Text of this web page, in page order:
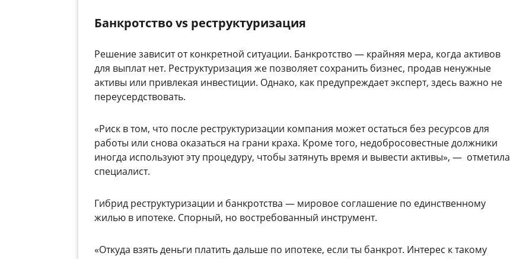
Банкротство vs реструктуризация
Решение зависит от конкретной ситуации. Банкротство — крайняя мера, когда активов
для выплат нет. Реструктуризация же позволяет сохранить бизнес, продав ненужные
активы или привлекая инвестиции. Однако, как предупреждает эксперт, здесь важно не
переусердствовать.
«Риск в том, что после реструктуризации компания может остаться без ресурсов для
работы или снова оказаться на грани краха. Кроме того, недобросовестные должники
иногда используют эту процедуру, чтобы затянуть время и вывести активы», — отметила
специалист.
Гибрид реструктуризации и банкротства — мировое соглашение по единственному
жилью в ипотеке. Спорный, но востребованный инструмент.
«Откуда взять деньги платить дальше по ипотеке, если ты банкрот. Интерес к такому